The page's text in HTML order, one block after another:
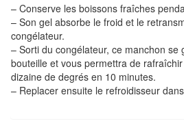
– Conserve les boissons fraîches
– Son gel absorbe le froid et le
congélateur.
– Sorti du congélateur, ce manchon se
bouteille et vous permettra de
dizaine de degrés en 10 minutes.
– Replacer ensuite le refroidisseur